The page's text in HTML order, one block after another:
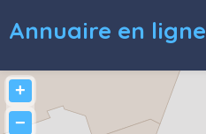
Annuaire en ligne
+
−